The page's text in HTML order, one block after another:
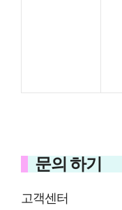
문의 하기
고객센터